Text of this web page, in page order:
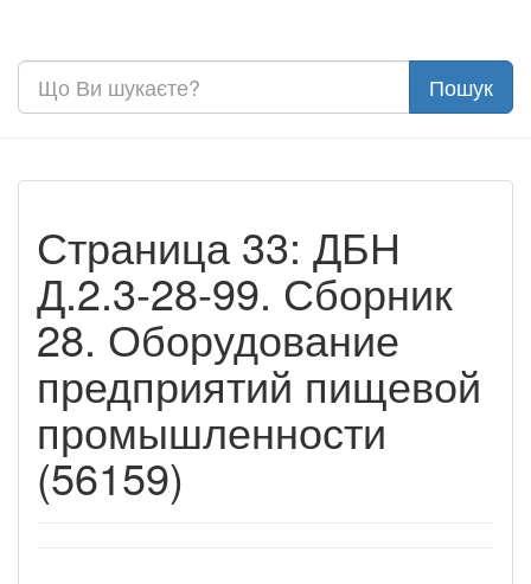
Страница 33: ДБН
Д.2.3-28-99. Сборник
28. Оборудование
предприятий пищевой
промышленности
(56159)